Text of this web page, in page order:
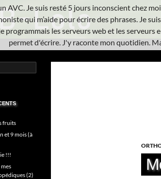
fruits
et 9 mois (à
!!!
(2)
AVC. Je suis resté 5 jours inconscient chez
qui m’aide pour écrire des phrases. Je
programmais les serveurs web et les
permet d'écrire. J'y raconte mon quotidien.